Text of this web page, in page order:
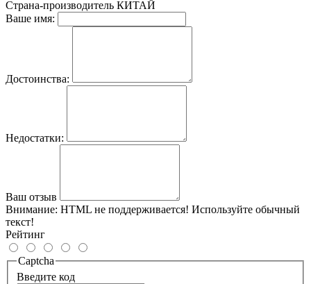
Страна-производитель КИТАЙ
Ваше имя:
Достоинства:
Недостатки:
Ваш отзыв
Внимание: HTML не поддерживается! Используйте обычный
текст!
Рейтинг
Captcha
Введите код